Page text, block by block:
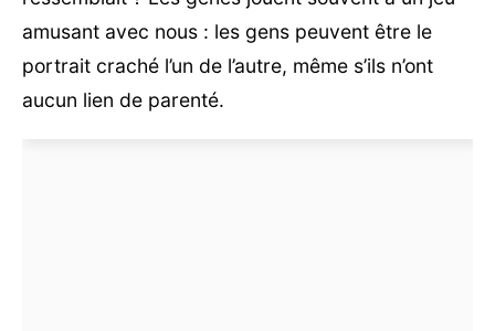
amusant avec nous : les gens peuvent être le
portrait craché l’un de l’autre, même s’ils n’ont
aucun lien de parenté.